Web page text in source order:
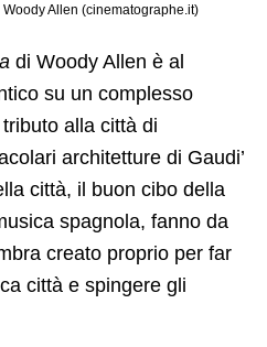
Allen (cinematographe.it)
di Woody Allen è al
su un complesso
alla città di
architetture di Gaudi’
città, il buon cibo della
spagnola, fanno da
creato proprio per far
città e spingere gli